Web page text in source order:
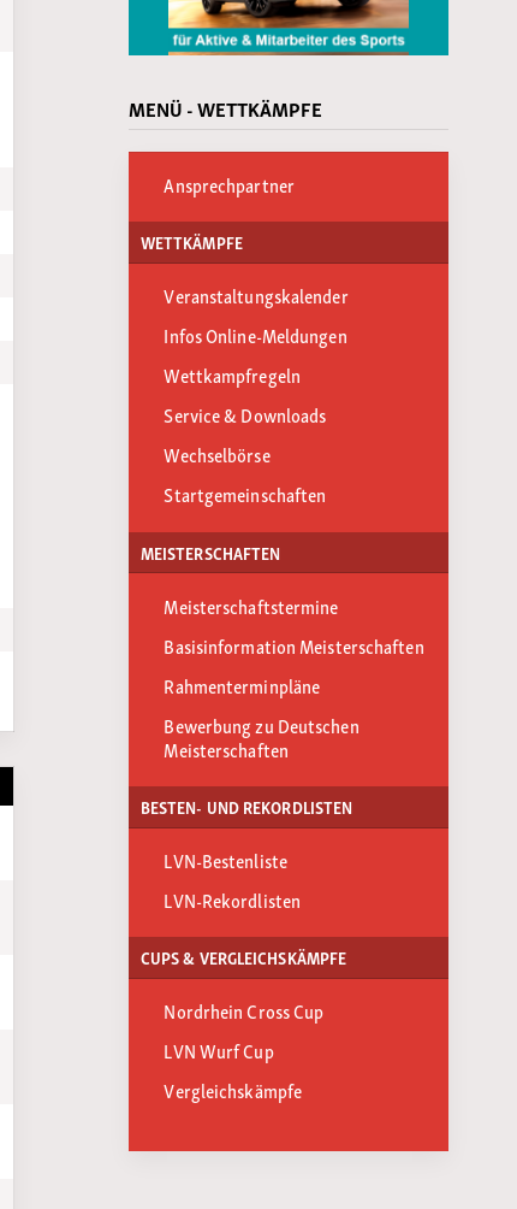
MENÜ - WETTKÄMPFE
Ansprechpartner
WETTKÄMPFE
Veranstaltungskalender
Infos Online-Meldungen
Wettkampfregeln
Service & Downloads
Wechselbörse
Startgemeinschaften
MEISTERSCHAFTEN
Meisterschaftstermine
Basisinformation Meisterschaften
Rahmenterminpläne
Bewerbung zu Deutschen
Meisterschaften
BESTEN- UND REKORDLISTEN
LVN-Bestenliste
LVN-Rekordlisten
CUPS & VERGLEICHSKÄMPFE
Nordrhein Cross Cup
LVN Wurf Cup
Vergleichskämpfe